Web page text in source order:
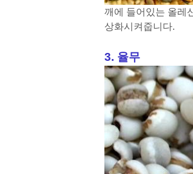
깨에 들어있는 올레
상화시켜줍니다.
3. 율무